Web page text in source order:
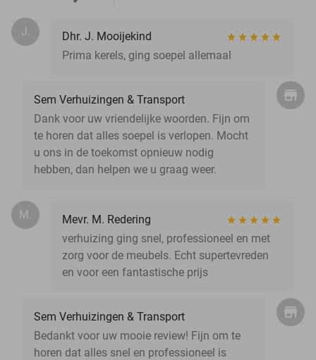
J.
Dhr. J. Mooijekind
Prima kerels, ging soepel allemaal
Sem Verhuizingen & Transport
Dank voor uw vriendelijke woorden. Fijn om
te horen dat alles soepel is verlopen. Mocht
u ons in de toekomst opnieuw nodig
hebben, dan helpen we u graag weer.
M.
Mevr. M. Redering
verhuizing ging snel, professioneel en met
zorg voor de meubels. Echt supertevreden
en voor een fantastische prijs
Sem Verhuizingen & Transport
Bedankt voor uw mooie review! Fijn om te
horen dat alles snel en professioneel is